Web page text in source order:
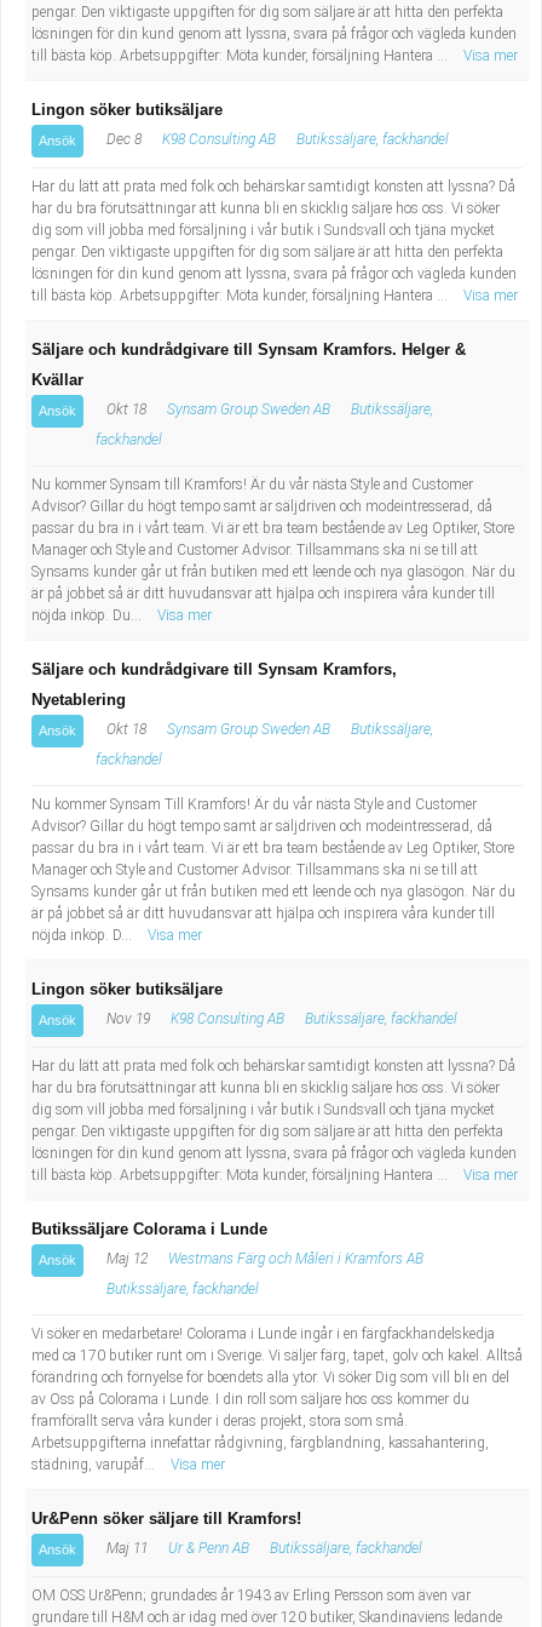
pengar. Den viktigaste uppgiften för dig som säljare är att hitta den perfekta
lösningen för din kund genom att lyssna, svara på frågor och vägleda kunden
till bästa köp. Arbetsuppgifter: Möta kunder, försäljning Hantera ...
Visa mer
Lingon söker butiksäljare
Ansök Dec 8 K98 Consulting AB Butikssäljare, fackhandel
Har du lätt att prata med folk och behärskar samtidigt konsten att lyssna? Då
har du bra förutsättningar att kunna bli en skicklig säljare hos oss. Vi söker
dig som vill jobba med försäljning i vår butik i Sundsvall och tjäna mycket
pengar. Den viktigaste uppgiften för dig som säljare är att hitta den perfekta
lösningen för din kund genom att lyssna, svara på frågor och vägleda kunden
till bästa köp. Arbetsuppgifter: Möta kunder, försäljning Hantera ...
Visa mer
Säljare och kundrådgivare till Synsam Kramfors. Helger &
Kvällar
Ansök Okt 18 Synsam Group Sweden AB
Butikssäljare,
fackhandel
Nu kommer Synsam till Kramfors! Är du vår nästa Style and Customer
Advisor? Gillar du högt tempo samt är säljdriven och modeintresserad, då
passar du bra in i vårt team. Vi är ett bra team bestående av Leg Optiker, Store
Manager och Style and Customer Advisor. Tillsammans ska ni se till att
Synsams kunder går ut från butiken med ett leende och nya glasögon. När du
är på jobbet så är ditt huvudansvar att hjälpa och inspirera våra kunder till
nöjda inköp. Du...
Visa mer
Säljare och kundrådgivare till Synsam Kramfors,
Nyetablering
Ansök Okt 18 Synsam Group Sweden AB
Butikssäljare,
fackhandel
Nu kommer Synsam Till Kramfors! Är du vår nästa Style and Customer
Advisor? Gillar du högt tempo samt är säljdriven och modeintresserad, då
passar du bra in i vårt team. Vi är ett bra team bestående av Leg Optiker, Store
Manager och Style and Customer Advisor. Tillsammans ska ni se till att
Synsams kunder går ut från butiken med ett leende och nya glasögon. När du
är på jobbet så är ditt huvudansvar att hjälpa och inspirera våra kunder till
nöjda inköp. D...
Visa mer
Lingon söker butiksäljare
Ansök Nov 19 K98 Consulting AB Butikssäljare, fackhandel
Har du lätt att prata med folk och behärskar samtidigt konsten att lyssna? Då
har du bra förutsättningar att kunna bli en skicklig säljare hos oss. Vi söker
dig som vill jobba med försäljning i vår butik i Sundsvall och tjäna mycket
pengar. Den viktigaste uppgiften för dig som säljare är att hitta den perfekta
lösningen för din kund genom att lyssna, svara på frågor och vägleda kunden
till bästa köp. Arbetsuppgifter: Möta kunder, försäljning Hantera ...
Visa mer
Butikssäljare Colorama i Lunde
Ansök Maj 12
Westmans Färg och Måleri i Kramfors AB
Butikssäljare, fackhandel
Vi söker en medarbetare! Colorama i Lunde ingår i en färgfackhandelskedja
med ca 170 butiker runt om i Sverige. Vi säljer färg, tapet, golv och kakel. Alltså
förändring och förnyelse för boendets alla ytor. Vi söker Dig som vill bli en del
av Oss på Colorama i Lunde. I din roll som säljare hos oss kommer du
framförallt serva våra kunder i deras projekt, stora som små.
Arbetsuppgifterna innefattar rådgivning, färgblandning, kassahantering,
städning, varupåf...
Visa mer
Ur&Penn söker säljare till Kramfors!
Ansök Maj 11 Ur & Penn AB Butikssäljare, fackhandel
OM OSS Ur&Penn; grundades år 1943 av Erling Persson som även var
grundare till H&M och är idag med över 120 butiker, Skandinaviens ledande